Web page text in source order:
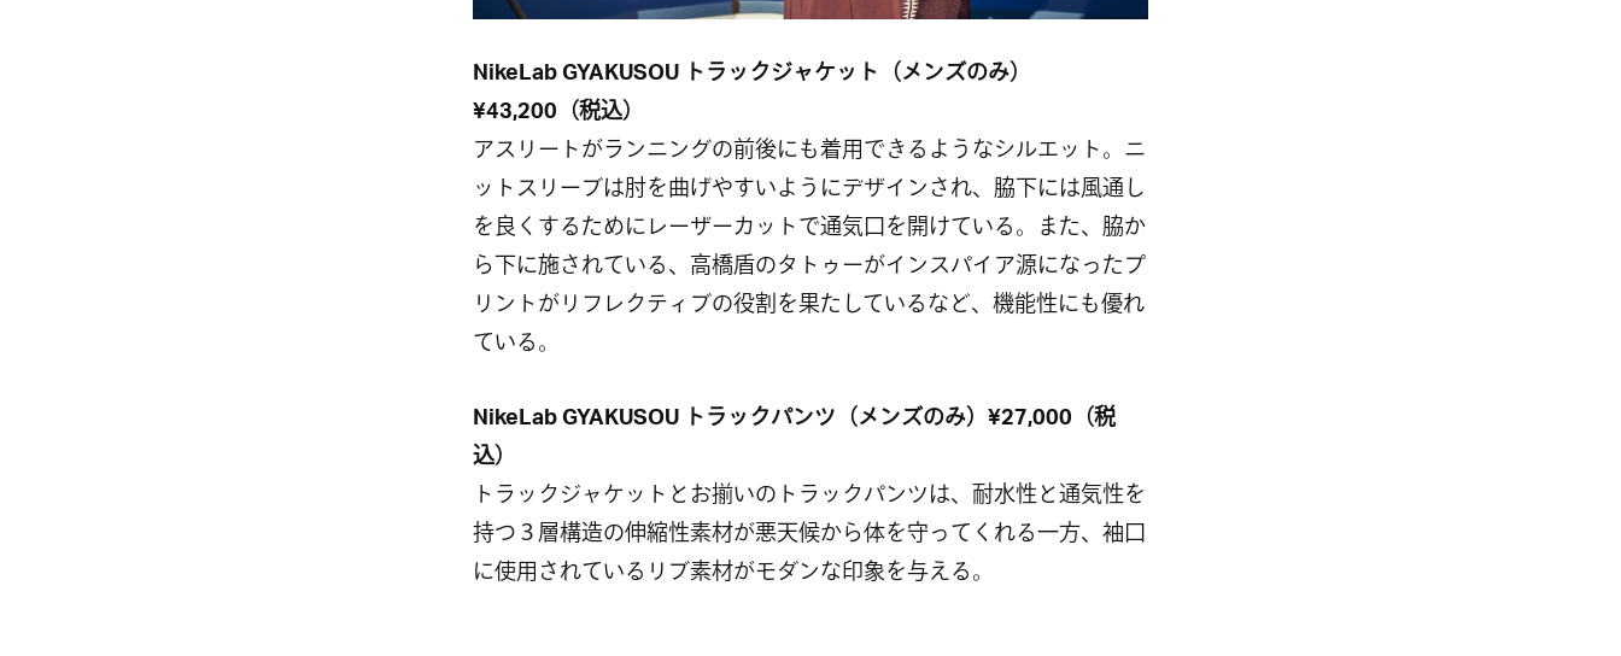
NikeLab GYAKUSOU トラックジャケット（メンズのみ）
¥43,200（税込）
アスリートがランニングの前後にも着用できるようなシルエット。ニ
ットスリーブは肘を曲げやすいようにデザインされ、脇下には風通し
を良くするためにレーザーカットで通気口を開けている。また、脇か
ら下に施されている、高橋盾のタトゥーがインスパイア源になったプ
リントがリフレクティブの役割を果たしているなど、機能性にも優れ
ている。
NikeLab GYAKUSOU トラックパンツ（メンズのみ）¥27,000（税
込）
トラックジャケットとお揃いのトラックパンツは、耐水性と通気性を
持つ３層構造の伸縮性素材が悪天候から体を守ってくれる一方、袖口
に使用されているリブ素材がモダンな印象を与える。